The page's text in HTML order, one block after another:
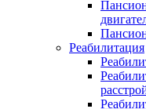
Реабилитация